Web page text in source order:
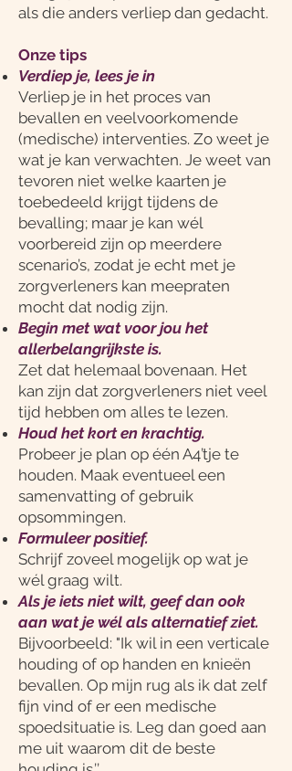
als die anders verliep dan gedacht.
Onze tips
Verdiep je, lees je in
Verliep je in het proces van
bevallen en veelvoorkomende
(medische) interventies. Zo weet je
wat je kan verwachten. Je weet van
tevoren niet welke kaarten je
toebedeeld krijgt tijdens de
bevalling; maar je kan wél
voorbereid zijn op meerdere
scenario’s, zodat je echt met je
zorgverleners kan meepraten
mocht dat nodig zijn.
Begin met wat voor jou het
allerbelangrijkste is.
Zet dat helemaal bovenaan. Het
kan zijn dat zorgverleners niet veel
tijd hebben om alles te lezen.
Houd het kort en krachtig.
Probeer je plan op één A4’tje te
houden. Maak eventueel een
samenvatting of gebruik
opsommingen.
Formuleer positief.
Schrijf zoveel mogelijk op wat je
wél graag wilt.
Als je iets niet wilt, geef dan ook
aan wat je wél als alternatief ziet.
Bijvoorbeeld: "Ik wil in een verticale
houding of op handen en knieën
bevallen. Op mijn rug als ik dat zelf
fijn vind of er een medische
spoedsituatie is. Leg dan goed aan
me uit waarom dit de beste